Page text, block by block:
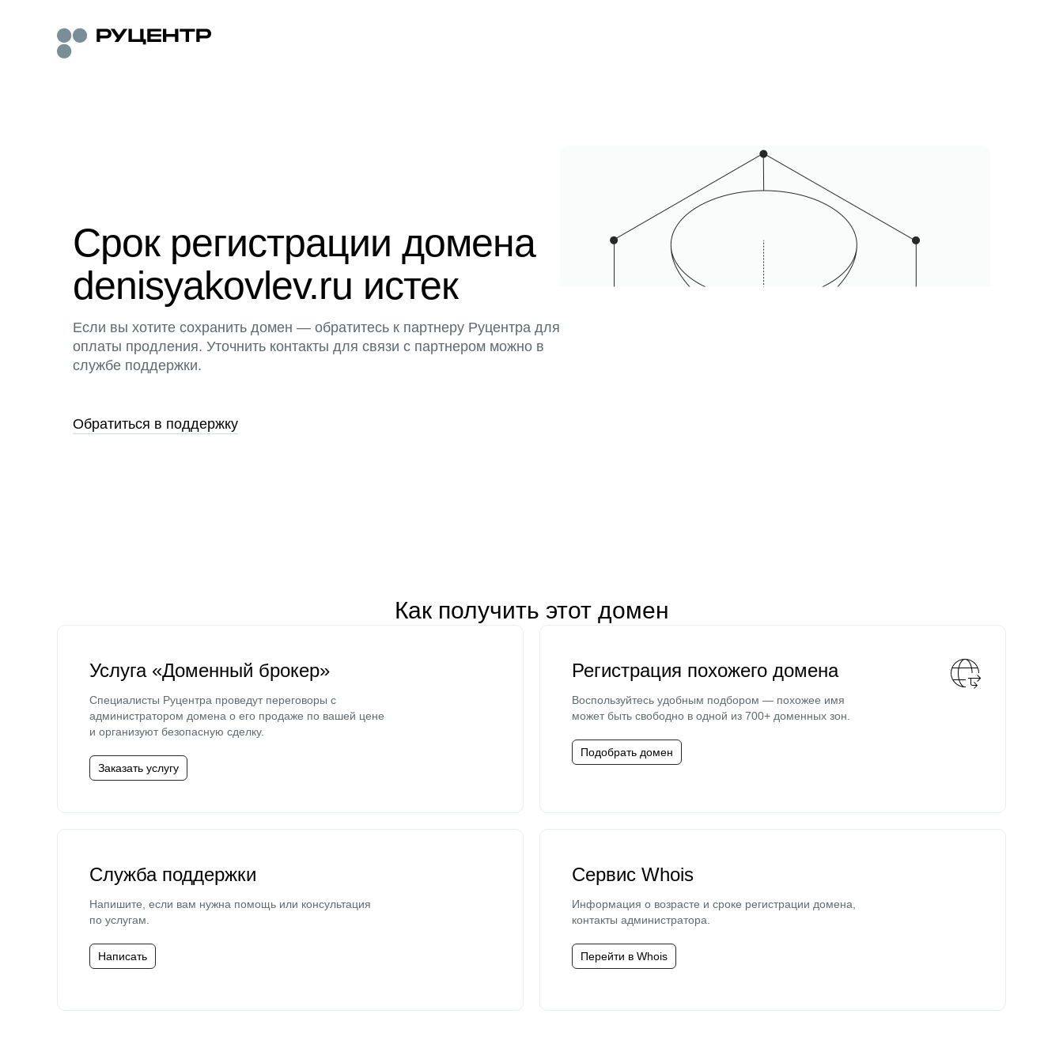
Срок регистрации домена
denisyakovlev.ru истек
Если вы хотите сохранить домен — обратитесь к партнеру Руцентра для
оплаты продления. Уточнить контакты для связи с партнером можно в
службе поддержки.
Обратиться в поддержку
Как получить этот домен
Услуга «Доменный брокер»
Специалисты Руцентра проведут переговоры с
администратором домена о его продаже по вашей цене
и организуют безопасную сделку.
Заказать услугу
Регистрация похожего домена
Воспользуйтесь удобным подбором — похожее имя
может быть свободно в одной из 700+ доменных зон.
Подобрать домен
Служба поддержки
Напишите, если вам нужна помощь или консультация
по услугам.
Написать
Сервис Whois
Информация о возрасте и сроке регистрации домена,
контакты администратора.
Перейти в Whois